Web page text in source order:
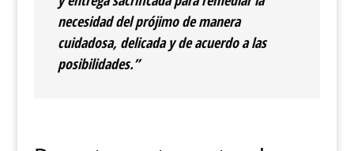
necesidad del prójimo de manera
cuidadosa, delicada y de acuerdo a las
posibilidades.”